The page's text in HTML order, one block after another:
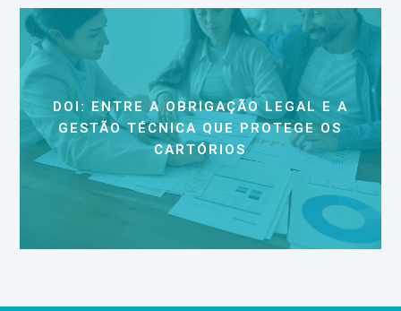
DOI: ENTRE A OBRIGAÇÃO LEGAL E A
GESTÃO TÉCNICA QUE PROTEGE OS
CARTÓRIOS